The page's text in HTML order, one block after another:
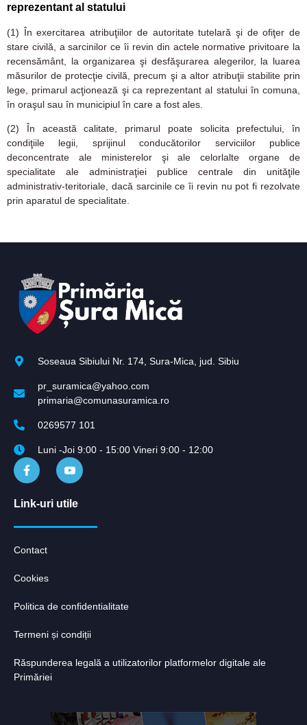
reprezentant al statului
(1) În exercitarea atribuţiilor de autoritate tutelară şi de ofiţer de
stare civilă, a sarcinilor ce îi revin din actele normative privitoare la
recensământ, la organizarea şi desfăşurarea alegerilor, la luarea
măsurilor de protecţie civilă, precum şi a altor atribuţii stabilite prin
lege, primarul acţionează şi ca reprezentant al statului în comuna,
în oraşul sau în municipiul în care a fost ales.
(2) În această calitate, primarul poate solicita prefectului, în
condiţiile legii, sprijinul conducătorilor serviciilor publice
deconcentrate ale ministerelor şi ale celorlalte organe de
specialitate ale administraţiei publice centrale din unităţile
administrativ-teritoriale, dacă sarcinile ce îi revin nu pot fi rezolvate
prin aparatul de specialitate.
Soseaua Sibiului Nr. 174, Sura-Mica, jud. Sibiu
pr_suramica@yahoo.com
primaria@comunasuramica.ro
0269577 101
Luni -Joi 9:00 - 15:00 Vineri 9:00 - 12:00
Link-uri utile
Contact
Cookies
Politica de confidentialitate
Termeni și condiții
Răspunderea legală a utilizatorilor platformelor digitale ale
Primăriei